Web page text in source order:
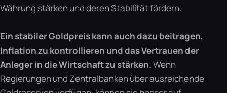
Währung stärken und deren Stabilität fördern.
Ein stabiler Goldpreis kann auch dazu beitragen,
Inflation zu kontrollieren und das Vertrauen der
Anleger in die Wirtschaft zu stärken.Wenn
Regierungen und Zentralbanken über ausreichende